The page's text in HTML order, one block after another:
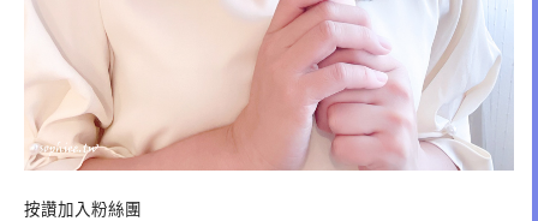
按讚加入粉絲團